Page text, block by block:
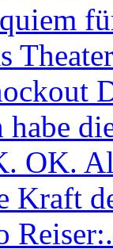
OK.
Kraft